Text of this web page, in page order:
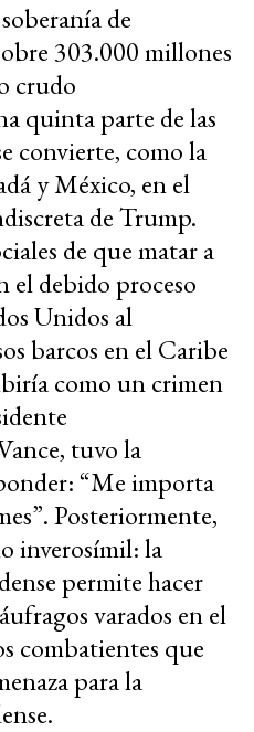
de
303.000 millones
crudo
quinta parte de las
convierte, como la
y México, en el
de Trump.
de que matar a
el debido proceso
Unidos al
barcos en el Caribe
como un crimen
tuvo la
“Me importa
Posteriormente,
inverosímil: la
permite hacer
varados en el
combatientes que
para la